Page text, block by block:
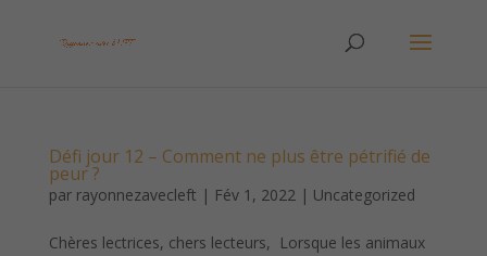
Défi jour 12 – Comment ne plus être pétrifié de
peur ?
par rayonnezavecleft | Fév 1, 2022| Uncategorized
Chères lectrices, chers lecteurs, Lorsque les animaux